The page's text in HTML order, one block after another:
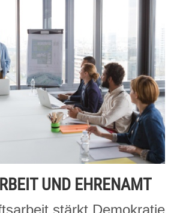
UND EHRENAMT
stärkt Demokratie